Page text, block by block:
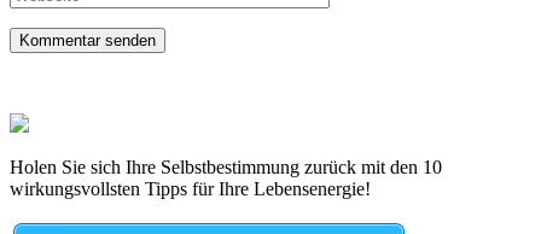
Holen Sie sich Ihre Selbstbestimmung zurück mit den 10
wirkungsvollsten Tipps für Ihre Lebensenergie!